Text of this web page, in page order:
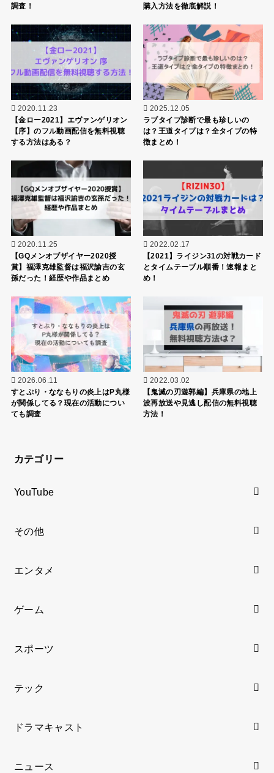
調査！
購入方法を徹底解説！
2020.11.23
【金ロー2021】エヴァンゲリオン
【序】のフル動画配信を無料視聴
する方法はある？
2025.12.05
ラブタイプ診断で最も珍しいの
は？王道タイプは？全タイプの特
徴まとめ！
2020.11.25
【GQメンオブザイヤー2020授
賞】福澤克雄監督は福沢諭吉の玄
孫だった！経歴や作品まとめ
2022.02.17
【2021】ライジン31の対戦カード
とタイムテーブル順番！速報まと
め！
2026.06.11
すとぷり・ななもりの炎上はP丸様
が関係してる？現在の活動につい
ても調査
2022.03.02
【鬼滅の刃遊郭編】兵庫県の地上
波再放送や見逃し配信の無料視聴
方法！
カテゴリー
YouTube
その他
エンタメ
ゲーム
スポーツ
テック
ドラマキャスト
ニュース